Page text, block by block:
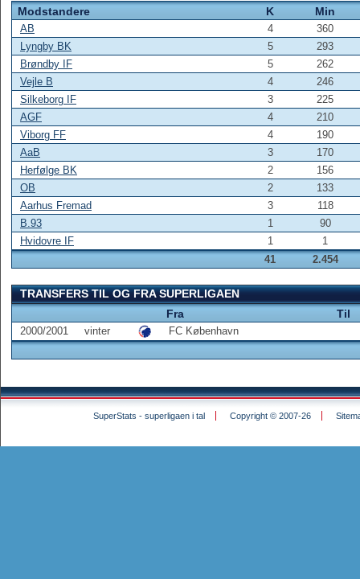
Modstandere K Min
AB 4
360
Lyngby BK
5
293
Brøndby IF
5
262
Vejle B
4
246
Silkeborg IF
3
225
AGF
4
210
Viborg FF
4
190
AaB
3
170
Herfølge BK
2
156
OB
2
133
Aarhus Fremad
3
118
B.93
1
90
Hvidovre IF
1
1
41
2.454
TRANSFERS TIL OG FRA SUPERLIGAEN
Fra
Til
2000/2001 vinter FC København
SuperStats - superligaen i tal Copyright © 2007-26